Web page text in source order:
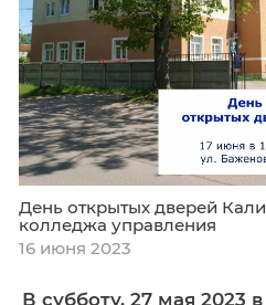
В субботу, 17 июня
День открытых
их родителей